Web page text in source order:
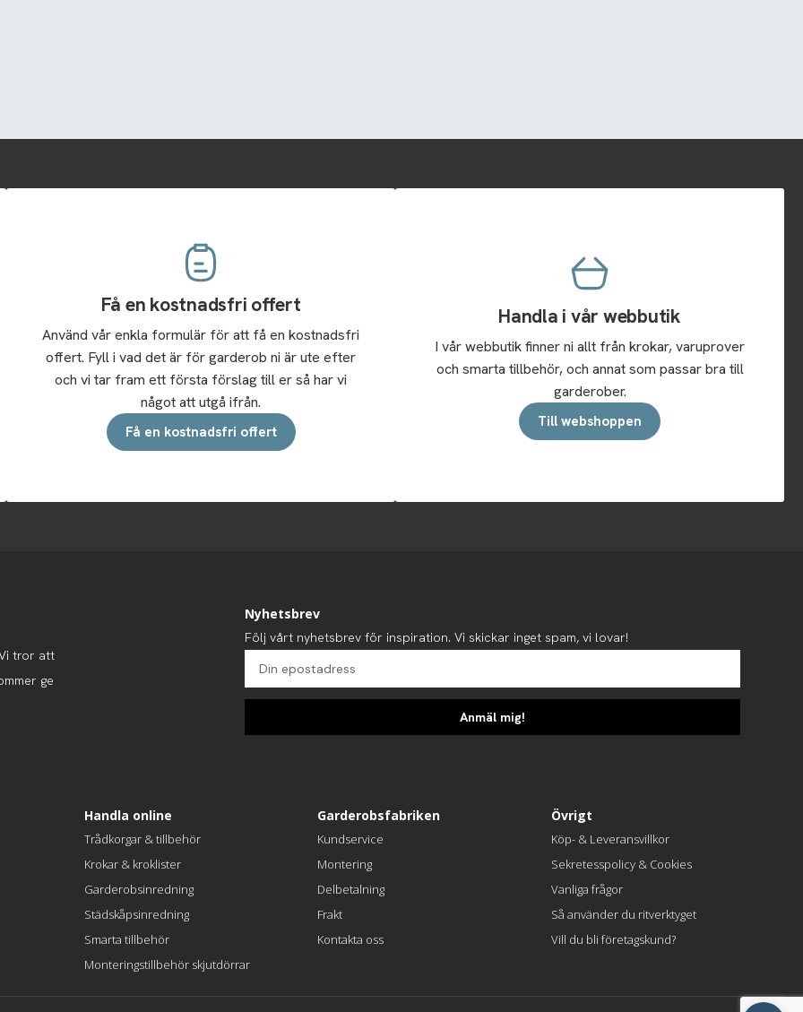
Få en kostnadsfri offert
Använd vår enkla formulär för att få en kostnadsfri
offert. Fyll i vad det är för garderob ni är ute efter
och vi tar fram ett första förslag till er så har vi
något att utgå ifrån.
Få en kostnadsfri offert
Handla i vår webbutik
I vår webbutik finner ni allt från krokar, varuprover
och smarta tillbehör, och annat som passar bra till
garderober.
Till webshoppen
tror att
ge
Nyhetsbrev
Följ vårt nyhetsbrev för inspiration. Vi skickar inget spam, vi lovar!
Anmäl mig!
Handla online
Trådkorgar & tillbehör
Krokar & kroklister
Garderobsinredning
Städskåpsinredning
Smarta tillbehör
Monteringstillbehör skjutdörrar
Garderobsfabriken
Kundservice
Montering
Delbetalning
Frakt
Kontakta oss
Övrigt
Köp- & Leveransvillkor
Sekretesspolicy & Cookies
Vanliga frågor
Så använder du ritverktyget
Vill du bli företagskund?